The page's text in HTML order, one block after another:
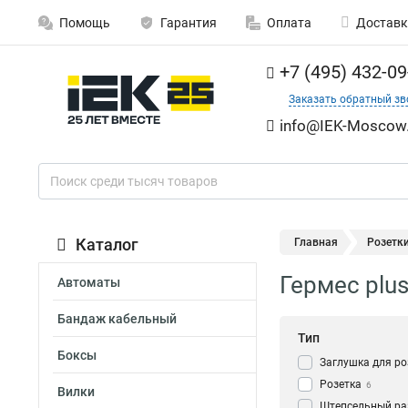
Помощь Гарантия Оплата
+7 (495) 432-
Заказать обратный
info@IEK-
Каталог
Автоматы
Бандаж кабельный
Боксы
Вилки
Главная
Гермес plus
Тип
Заглушка для
Розетка 6